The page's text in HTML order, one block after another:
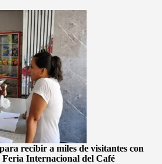
recibir a miles de visitantes con
Internacional del Café